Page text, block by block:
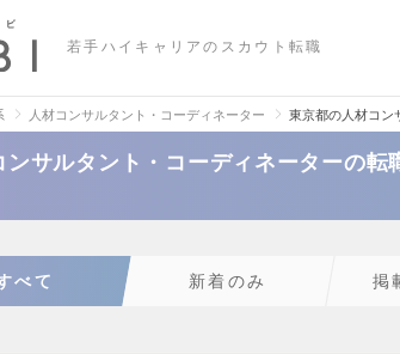
若手ハイキャリアのスカウト転職
人材コンサルタント・コーディネーター 東京都の人材コン
ンサルタント・コーディネーターの転
べて 新着のみ 掲